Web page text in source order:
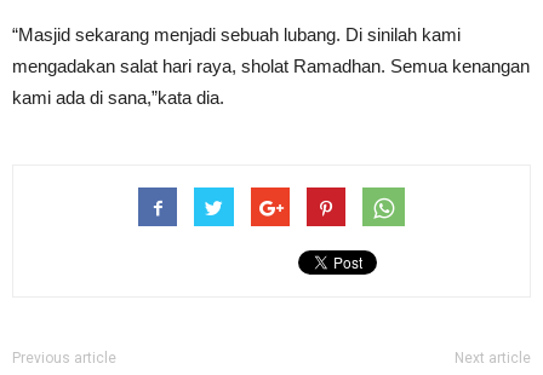
“Masjid sekarang menjadi sebuah lubang. Di sinilah kami
mengadakan salat hari raya, sholat Ramadhan. Semua kenangan
kami ada di sana,”kata dia.
Previous article Next article